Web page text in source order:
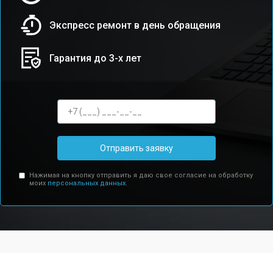
Экспресс ремонт в день обращения
Гарантия до 3-х лет
Отправить заявку
Нажимая на кнопку отправить я даю свое согласие на обработку
моих персональных данных.